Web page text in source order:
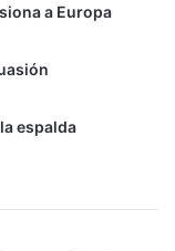
a Europa
espalda